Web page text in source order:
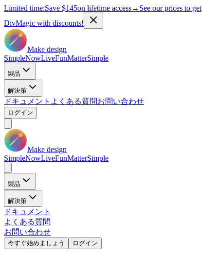
Limited time:Save $145on lifetime access→ See our prices to get
DivMagic with discounts!
Make design
SimpleNowLiveFunMatterSimple
製品
解決策
ドキュメント よくある質問お問い合わせ
ログイン
Make design
SimpleNowLiveFunMatterSimple
製品
解決策
ドキュメント
よくある質問
お問い合わせ
今すぐ始めましょう ログイン